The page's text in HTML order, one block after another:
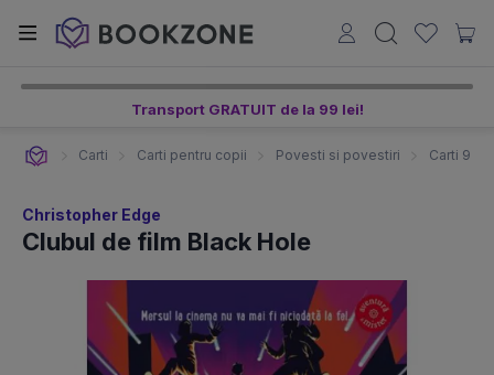
Transport GRATUIT de la 99 lei!
Carti Carti pentru copii Povesti si povestiri Carti 9-
Christopher Edge
Clubul de film Black Hole